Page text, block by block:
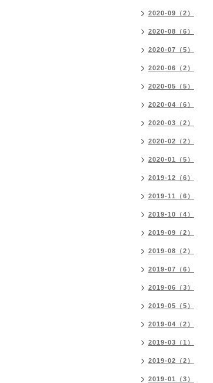
2020-09（2）
2020-08（6）
2020-07（5）
2020-06（2）
2020-05（5）
2020-04（6）
2020-03（2）
2020-02（2）
2020-01（5）
2019-12（6）
2019-11（6）
2019-10（4）
2019-09（2）
2019-08（2）
2019-07（6）
2019-06（3）
2019-05（5）
2019-04（2）
2019-03（1）
2019-02（2）
2019-01（3）